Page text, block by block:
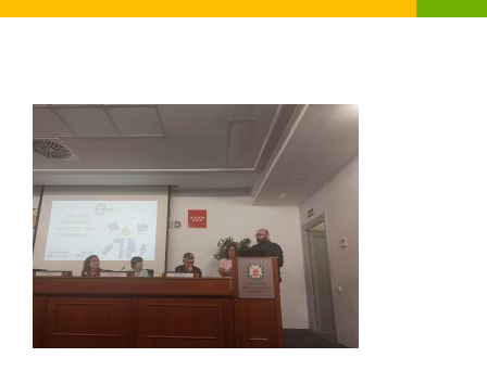
DOCUMENTOS
PREMIOS UESCE
I JORNADA CIENTÍFICA UESCE